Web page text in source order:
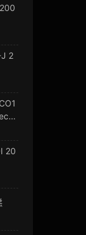
2
20